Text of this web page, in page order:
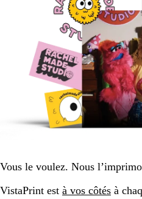
Vous le voulez. Nous
VistaPrint est à vos côtés à